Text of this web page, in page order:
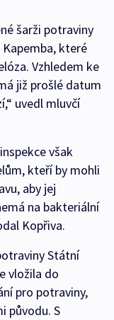
šarži potraviny
Kapemba, které
Vzhledem ke
již prošlé datum
uvedl mluvčí
však
kteří by mohli
aby jej
na bakteriální
Kopřiva.
Státní
vložila do
pro potraviny,
původu. S